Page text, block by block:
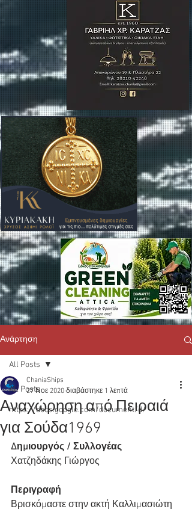
Ανάρτηση
All Posts
https://docs.google.com/document/d/
All Posts
Αναχώρηση από Πειραιά
για Σούδα1969
ChaniaShips
27 Νοε 2020 διαβάστηκε 1 λεπτά
Δημιουργός / Συλλογέας
Χατζηδάκης Γιώργος
Περιγραφή
Βρισκόμαστε στην ακτή Καλλιμασιώτη